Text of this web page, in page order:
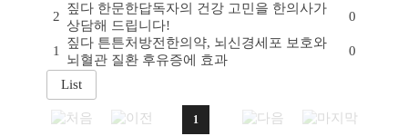
2
짚다 한문한답독자의 건강 고민을 한의사가
상담해 드립니다!
0
1
짚다 튼튼처방전 한의약, 뇌신경세포 보호와
뇌혈관 질환 후유증에 효과
0
1